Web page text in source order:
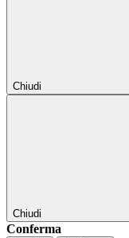
Chiudi
Chiudi
Conferma